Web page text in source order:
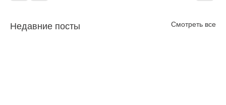
Недавние посты Смотреть все